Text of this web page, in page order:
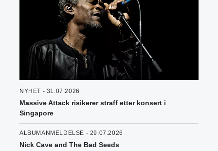
NYHET - 31.07.2026
Massive Attack risikerer straff etter konsert i
Singapore
ALBUMANMELDELSE - 29.07.2026
Nick Cave and The Bad Seeds